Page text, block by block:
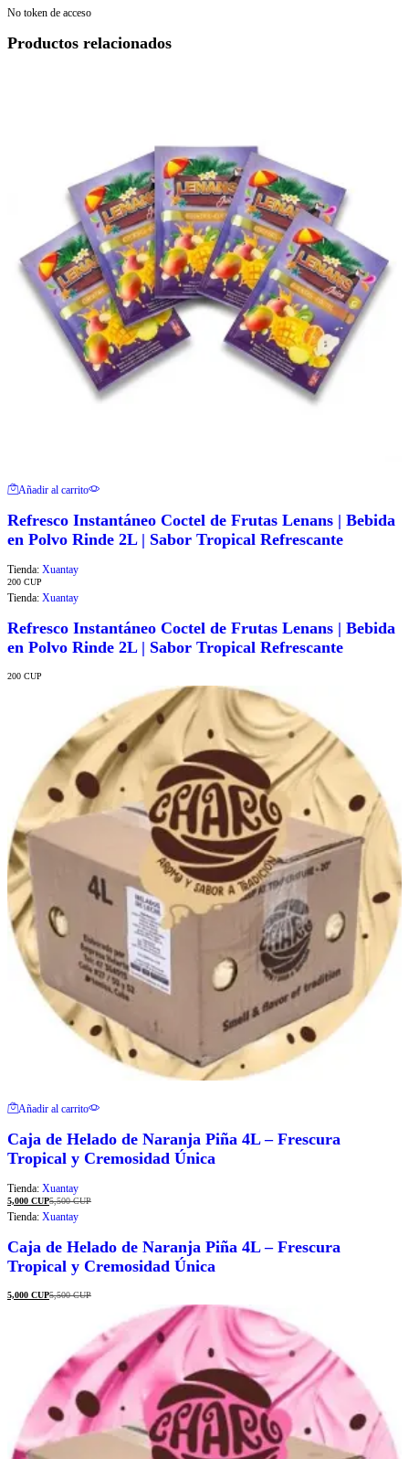
No token de acceso
Productos relacionados
Añadir al carrito
Refresco Instantáneo Coctel de Frutas Lenans | Bebida
en Polvo Rinde 2L | Sabor Tropical Refrescante
Tienda: Xuantay
200 CUP
Tienda: Xuantay
Refresco Instantáneo Coctel de Frutas Lenans | Bebida
en Polvo Rinde 2L | Sabor Tropical Refrescante
200 CUP
Añadir al carrito
Caja de Helado de Naranja Piña 4L – Frescura
Tropical y Cremosidad Única
Tienda: Xuantay
5,000 CUP5,500CUP
Tienda: Xuantay
Caja de Helado de Naranja Piña 4L – Frescura
Tropical y Cremosidad Única
5,000 CUP5,500CUP